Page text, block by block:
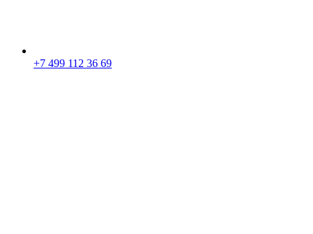
+7 499 112 36 69